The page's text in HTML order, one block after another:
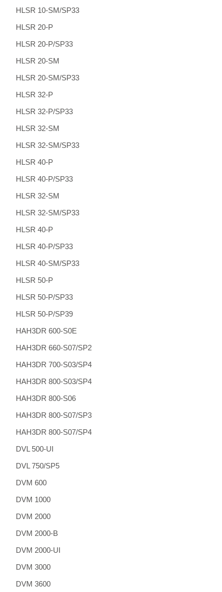
HLSR 10-SM/SP33
HLSR 20-P
HLSR 20-P/SP33
HLSR 20-SM
HLSR 20-SM/SP33
HLSR 32-P
HLSR 32-P/SP33
HLSR 32-SM
HLSR 32-SM/SP33
HLSR 40-P
HLSR 40-P/SP33
HLSR 32-SM
HLSR 32-SM/SP33
HLSR 40-P
HLSR 40-P/SP33
HLSR 40-SM/SP33
HLSR 50-P
HLSR 50-P/SP33
HLSR 50-P/SP39
HAH3DR 600-S0E
HAH3DR 660-S07/SP2
HAH3DR 700-S03/SP4
HAH3DR 800-S03/SP4
HAH3DR 800-S06
HAH3DR 800-S07/SP3
HAH3DR 800-S07/SP4
DVL 500-UI
DVL 750/SP5
DVM 600
DVM 1000
DVM 2000
DVM 2000-B
DVM 2000-UI
DVM 3000
DVM 3600